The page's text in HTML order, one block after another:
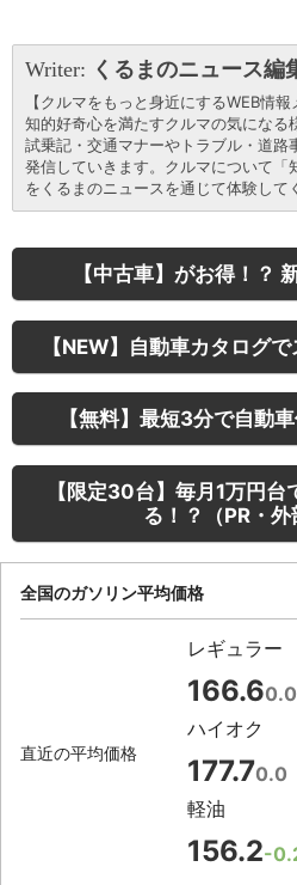
Writer: くるまのニュース編
【クルマをもっと身近にするWEB情報
知的好奇心を満たすクルマの気になる
試乗記・交通マナーやトラブル・道路
発信していきます。クルマについて「
をくるまのニュースを通じて体験して
【中古車】がお得！？
【NEW】自動車カタログ
【無料】最短3分で自動
【限定30台】毎月1万円
る！？（PR・外
全国のガソリン平均価格
直近の平均価格
レギュラー
166.60.0
ハイオク
177.70.0
軽油
156.2-